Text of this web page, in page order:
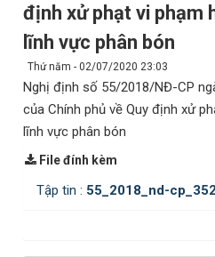
định xử phạt vi phạm
lĩnh vực phân bón
Thứ năm - 02/07/2020 23:03
Nghị định số 55/2018/NĐ-CP
của Chính phủ về Quy định xử
lĩnh vực phân bón
File đính kèm
Tập tin : 55_2018_nd-